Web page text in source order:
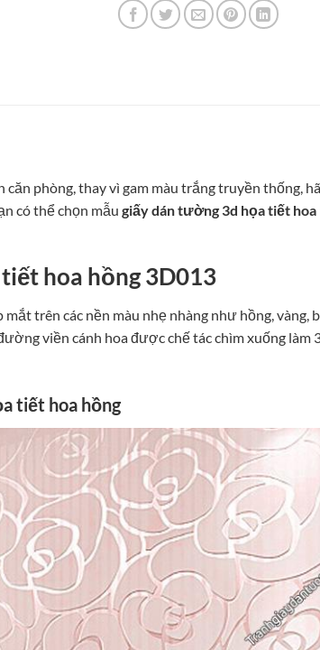
căn phòng, thay vì gam màu trắng truyền thống,
có thể chọn mẫu giấy dán tường 3d họa tiết hoa
hoa hồng 3D013
trên các nền màu nhẹ nhàng như hồng, vàng,
viền cánh hoa được chế tác chìm xuống làm
tiết hoa hồng